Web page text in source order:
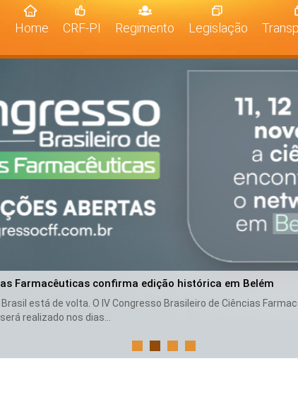
Home (current)
CRF-PI Regimento Legislação
Farmacêuticas confirma edição histórica em Belém
está de volta. O IV Congresso Brasileiro de Ciências
realizado nos dias...